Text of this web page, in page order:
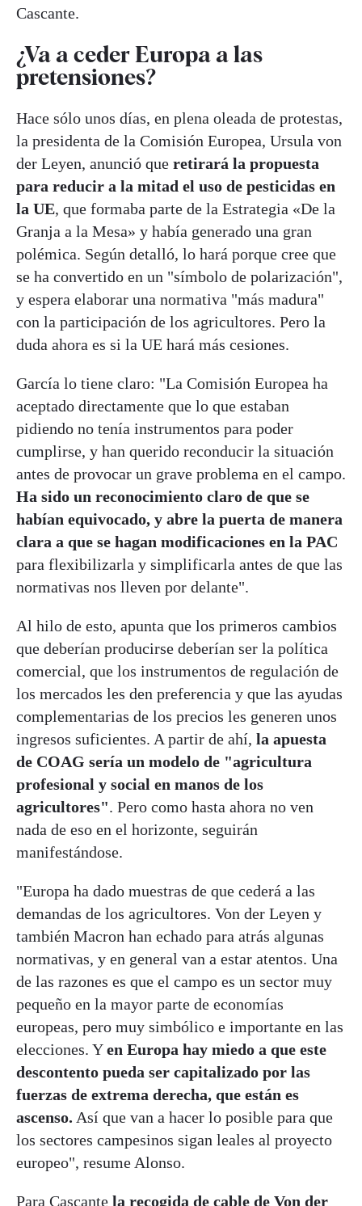
Cascante.
¿Va a ceder Europa a las
pretensiones?
Hace sólo unos días, en plena oleada de protestas,
la presidenta de la Comisión Europea, Ursula von
der Leyen, anunció que retirará la propuesta
para reducir a la mitad el uso de pesticidas en
la UE, que formaba parte de la Estrategia «De la
Granja a la Mesa» y había generado una gran
polémica. Según detalló, lo hará porque cree que
se ha convertido en un "símbolo de polarización",
y espera elaborar una normativa "más madura"
con la participación de los agricultores. Pero la
duda ahora es si la UE hará más cesiones.
García lo tiene claro: "La Comisión Europea ha
aceptado directamente que lo que estaban
pidiendo no tenía instrumentos para poder
cumplirse, y han querido reconducir la situación
antes de provocar un grave problema en el campo.
Ha sido un reconocimiento claro de que se
habían equivocado, y abre la puerta de manera
clara a que se hagan modificaciones en la PAC
para flexibilizarla y simplificarla antes de que las
normativas nos lleven por delante".
Al hilo de esto, apunta que los primeros cambios
que deberían producirse deberían ser la política
comercial, que los instrumentos de regulación de
los mercados les den preferencia y que las ayudas
complementarias de los precios les generen unos
ingresos suficientes. A partir de ahí, la apuesta
de COAG sería un modelo de "agricultura
profesional y social en manos de los
agricultores". Pero como hasta ahora no ven
nada de eso en el horizonte, seguirán
manifestándose.
"Europa ha dado muestras de que cederá a las
demandas de los agricultores. Von der Leyen y
también Macron han echado para atrás algunas
normativas, y en general van a estar atentos. Una
de las razones es que el campo es un sector muy
pequeño en la mayor parte de economías
europeas, pero muy simbólico e importante en las
elecciones. Yen Europa hay miedo a que este
descontento pueda ser capitalizado por las
fuerzas de extrema derecha, que están es
ascenso. Así que van a hacer lo posible para que
los sectores campesinos sigan leales al proyecto
europeo", resume Alonso.
Para Cascante la recogida de cable de Von der